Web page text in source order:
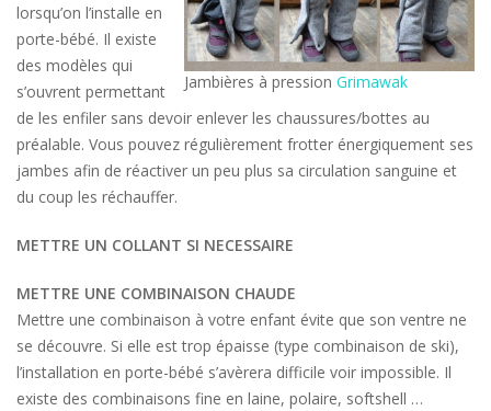
Jambières à pression Grimawak
lorsqu’on l’installe en
porte-bébé. Il existe
des modèles qui
s’ouvrent permettant
de les enfiler sans devoir enlever les chaussures/bottes au
préalable. Vous pouvez régulièrement frotter énergiquement ses
jambes afin de réactiver un peu plus sa circulation sanguine et
du coup les réchauffer.
METTRE UN COLLANT SI NECESSAIRE
METTRE UNE COMBINAISON CHAUDE
Mettre une combinaison à votre enfant évite que son ventre ne
se découvre. Si elle est trop épaisse (type combinaison de ski),
l’installation en porte-bébé s’avèrera difficile voir impossible. Il
existe des combinaisons fine en laine, polaire, softshell …